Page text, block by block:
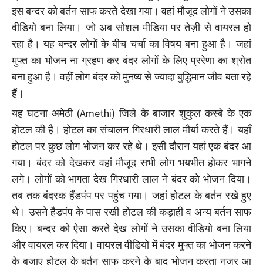
इस बन्दर को बर्तन साफ करते देखा गया। वहां मौजूद लोगों ने उसका
वीडियो बना लिया। जो अब सोशल मीडिया पर तेज़ी से वायरल हो
रहा है। यह बन्दर लोगों के बीच चर्चा का विषय बना हुआ है। जहां
मुफ्त का भोजन ना ग्रहण कर बंदर लोगों के लिए प्ररेणा का श्रोत
बना हुआ है। वहीं लोग बंदर को मुनष्य से ज्यादा बुद्धिमान जीव बता रहे
हैं।
यह घटना अमेठी (Amethi) जिले के बाजार शुकुल कस्बे के एक
होटल की है। होटल का संचालन गिरधारी लाल मौर्या करते हैं। यहाँ
होटल पर कुछ लोग भोजन कर रहे थे। इसी दौरान यहां एक बंदर आ
गया। बंदर को देखकर वहां मौजूद सभी लोग भयभीत होकर भागने
लगे। लोगों को भागता देख गिरधारी लाल ने बंदर को भोजन दिया।
तब तक बंदरक हैंडपंप पर पहुंच गया। जहां होटल के बर्तन रखे हुए
थे। उसने हैडपंप के पास रखी होटल की कड़ाही व अन्य बर्तन साफ
किए। बन्दर को ऐसा करते देख लोगों ने उसका वीडियो बना लिया
और वायरल कर दिया। वायरल वीडियो में बंदर मुफ्त का भोजन करने
के बजाए होटल के बर्तन साफ करने के बाद भोजन करता नजर आ